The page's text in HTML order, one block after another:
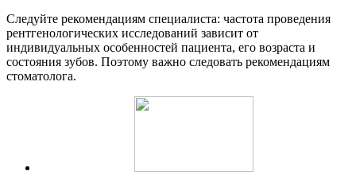
Следуйте рекомендациям специалиста: частота проведения
рентгенологических исследований зависит от
индивидуальных особенностей пациента, его возраста и
состояния зубов. Поэтому важно следовать рекомендациям
стоматолога.